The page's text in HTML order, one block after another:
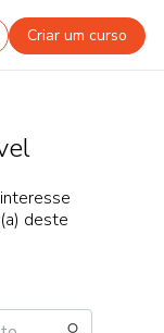
Criar um curso
deste